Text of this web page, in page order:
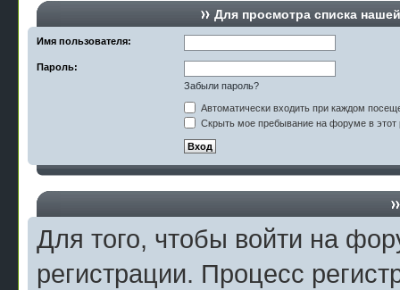
Для просмотра списка
Имя пользователя:
Пароль:
Забыли пароль?
Автоматически входить при каждом
Скрыть мое пребывание на форуме в этот
Для того, чтобы войти на
регистрации. Процесс